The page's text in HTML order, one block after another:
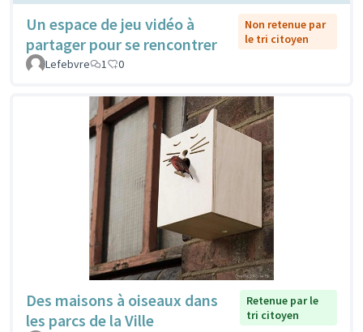
Un espace de jeu vidéo à
partager pour se rencontrer
Non retenue par
le tri citoyen
Lefebvre
1 0
Des maisons à oiseaux dans
les parcs de la Ville
Retenue par le
tri citoyen